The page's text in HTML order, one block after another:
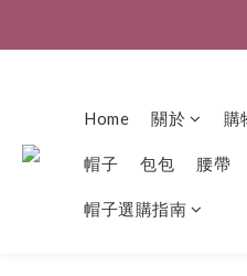
Home 關於 購
帽子 包包 腰帶
帽子選購指南